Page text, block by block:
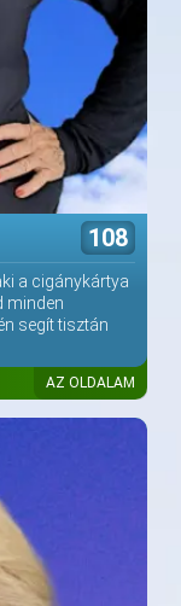
108
a cigánykártya
minden
segít tisztán
AZ OLDALAM